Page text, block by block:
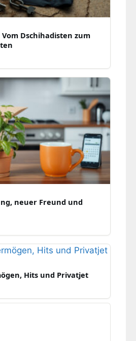
Dschihadisten zum
neuer Freund und
Hits und Privatjet